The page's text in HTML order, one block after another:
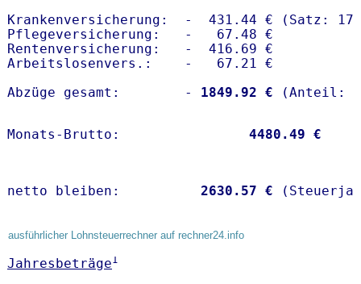
Krankenversicherung:  -  431.44 € (Satz:
Pflegeversicherung:   -   67.48 €
Rentenversicherung:   -  416.69 €
Arbeitslosenvers.:    -   67.21 €
Abzüge gesamt:        -
1849.92 €
Monats-Brutto: 4480.49 €
netto bleiben: 2630.57 €
ausführlicher Lohnsteuerrechner auf rechner24.info
Jahresbeträge1